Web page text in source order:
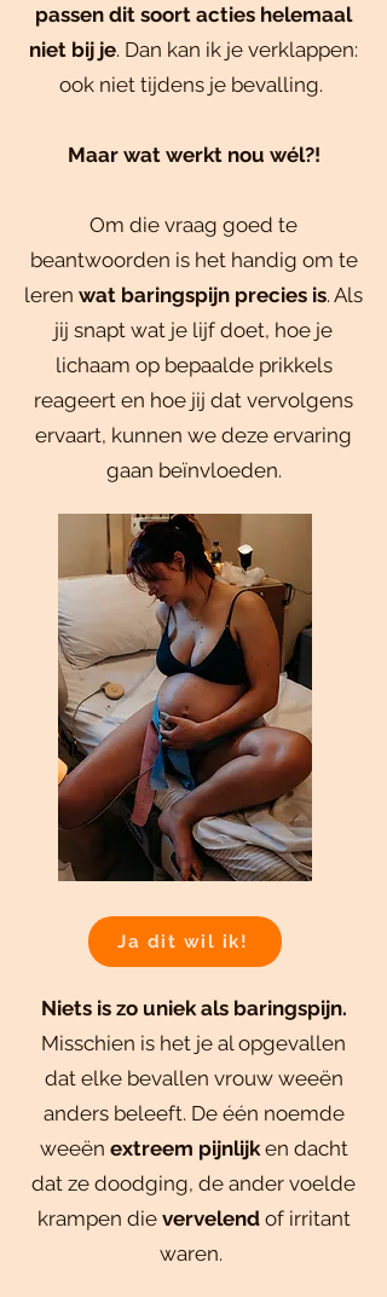
passen dit soort acties helemaal
niet bij je. Dan kan ik je verklappen:
ook niet tijdens je bevalling.
Maar wat werkt nou wél?!
Om die vraag goed te
beantwoorden is het handig om te
leren wat baringspijn precies is. Als
jij snapt wat je lijf doet, hoe je
lichaam op bepaalde prikkels
reageert en hoe jij dat vervolgens
ervaart, kunnen we deze ervaring
gaan beïnvloeden.
Ja dit wil ik!
Niets is zo uniek als baringspijn.
Misschien is het je al opgevallen
dat elke bevallen vrouw weeën
anders beleeft. De één noemde
weeën extreem pijnlijk en dacht
dat ze doodging, de ander voelde
krampen die vervelendof irritant
waren.